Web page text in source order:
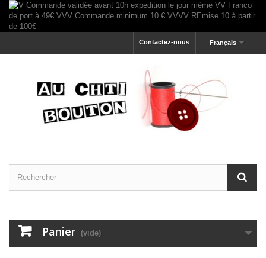
Français
Contactez-nous
Panier (vide)